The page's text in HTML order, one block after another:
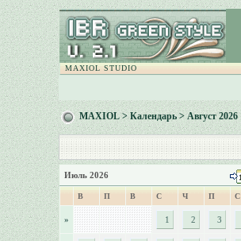
MAXIOL STUDIO
MAXIOL>Календарь> Август 2026
Июль 2026
В П В С Ч П С
» 1 2 3